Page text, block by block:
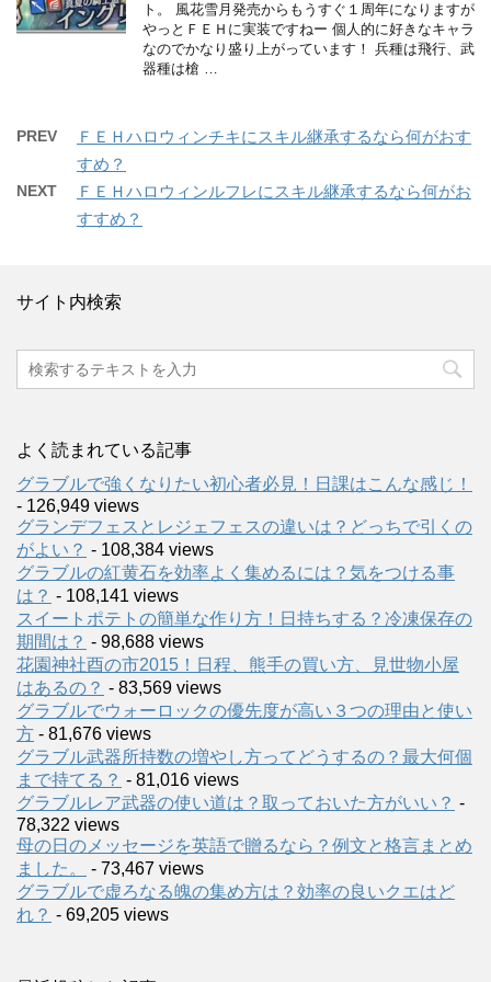
ト。 風花雪月発売からもうすぐ１周年になりますが
やっとＦＥＨに実装ですねー 個人的に好きなキャラ
なのでかなり盛り上がっています！ 兵種は飛行、武
器種は槍 …
PREV
ＦＥＨハロウィンチキにスキル継承するなら何がおす
すめ？
NEXT
ＦＥＨハロウィンルフレにスキル継承するなら何がお
すすめ？
サイト内検索
よく読まれている記事
グラブルで強くなりたい初心者必見！日課はこんな感じ！
- 126,949 views
グランデフェスとレジェフェスの違いは？どっちで引くの
がよい？ - 108,384 views
グラブルの紅黄石を効率よく集めるには？気をつける事
は？ - 108,141 views
スイートポテトの簡単な作り方！日持ちする？冷凍保存の
期間は？ - 98,688 views
花園神社酉の市2015！日程、熊手の買い方、見世物小屋
はあるの？ - 83,569 views
グラブルでウォーロックの優先度が高い３つの理由と使い
方 - 81,676 views
グラブル武器所持数の増やし方ってどうするの？最大何個
まで持てる？ - 81,016 views
グラブルレア武器の使い道は？取っておいた方がいい？ -
78,322 views
母の日のメッセージを英語で贈るなら？例文と格言まとめ
ました。
- 73,467 views
グラブルで虚ろなる魄の集め方は？効率の良いクエはど
れ？ - 69,205 views